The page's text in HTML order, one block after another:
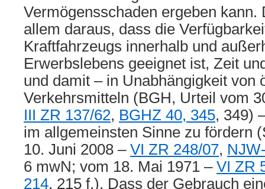
Vermögensschaden ergeben kann.
allem daraus, dass die
Kraftfahrzeugs innerhalb und
Erwerbslebens geeignet ist, Zeit
und damit – in Unabhängigkeit von
Verkehrsmitteln (BGH, Urteil vom
III ZR 137/62, BGHZ 40, 345, 349)
im allgemeinsten Sinne zu fördern
10. Juni 2008 – VI ZR 248/07,
6 mwN; vom 18. Mai 1971 – VI ZR
214, 215 f.). Dass der Gebrauch